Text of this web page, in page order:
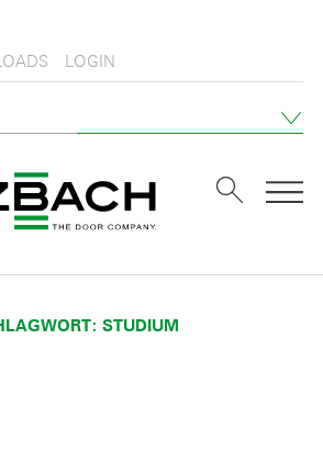
LOGIN
STUDIUM